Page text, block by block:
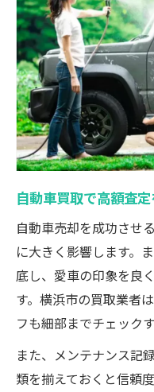
自動車買取で高額査
自動車売却を成功させ
に大きく影響します。
底し、愛車の印象を良
す。横浜市の買取業者
フも細部までチェック
また、メンテナンス記
類を揃えておくと信頼